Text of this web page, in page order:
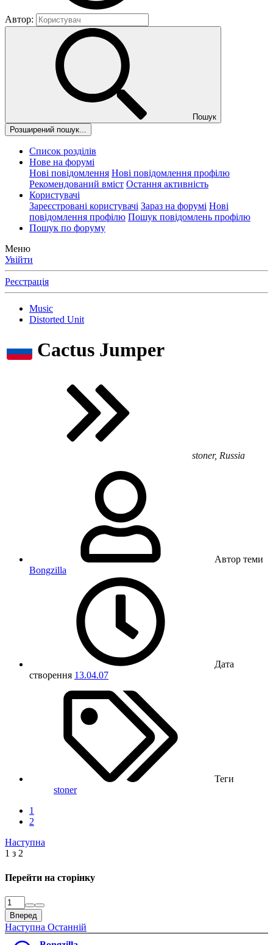
Автор:
Пошук
Розширений пошук...
Список розділів
Нове на форумі
Нові повідомлення Нові повідомлення профілю
Рекомендований вміст Остання активність
Користувачі
Зареєстровані користувачі Зараз на форумі Нові
повідомлення профілю Пошук повідомлень профілю
Пошук по форуму
Меню
Увійти
Реєстрація
Music
Distorted Unit
Cactus Jumper
stoner, Russia
Автор теми
Bongzilla
Дата
створення 13.04.07
Теги
stoner
1
2
Наступна
1 з 2
Перейти на сторінку
Вперед
Наступна Останній